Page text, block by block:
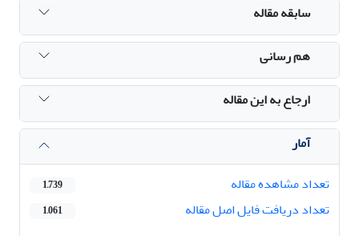
سابقه مقاله
هم رسانی
ارجاع به این مقاله
آمار
تعداد مشاهده مقاله
1,739
تعداد دریافت فایل اصل مقاله 1,061